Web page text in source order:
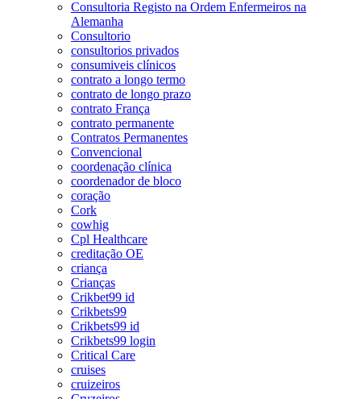
Consultoria Registo na Ordem Enfermeiros na
Alemanha
Consultorio
consultorios privados
consumiveis clínicos
contrato a longo termo
contrato de longo prazo
contrato França
contrato permanente
Contratos Permanentes
Convencional
coordenação clínica
coordenador de bloco
coração
Cork
cowhig
Cpl Healthcare
creditação OE
criança
Crianças
Crikbet99 id
Crikbets99
Crikbets99 id
Crikbets99 login
Critical Care
cruises
cruizeiros